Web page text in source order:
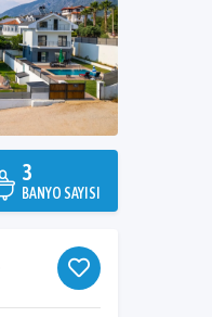
3
BANYO SAYISI